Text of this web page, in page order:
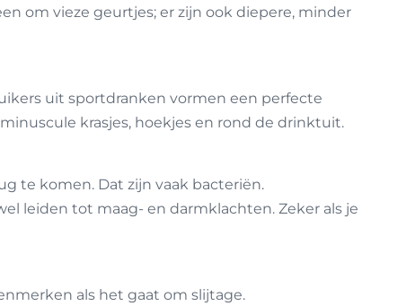
om vieze geurtjes; er zijn ook diepere, minder
uit sportdranken vormen een perfecte
krasjes, hoekjes en rond de drinktuit.
te komen. Dat zijn vaak bacteriën.
leiden tot maag- en darmklachten. Zeker als je
als het gaat om slijtage.